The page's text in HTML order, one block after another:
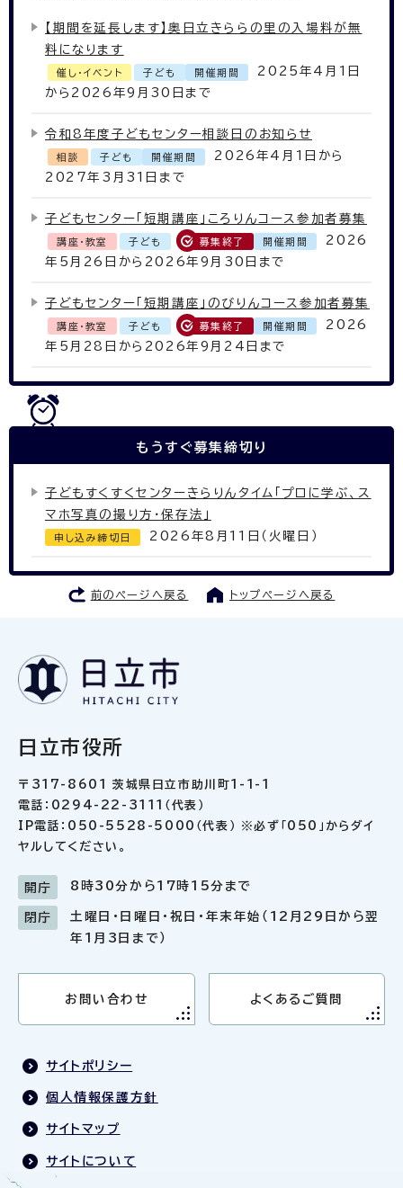
【期間を延長します】奥日立きららの里の入場料が無
料になります
催し・イベント 子ども 開催期間
2025年4月1日
から2026年9月30日まで
令和8年度子どもセンター相談日のお知らせ
相談 子ども 開催期間
2026年4月1日から
2027年3月31日まで
子どもセンター「短期講座」ころりんコース参加者募集
講座・教室 子ども 募集終了 開催期間
2026
年5月26日から2026年9月30日まで
子どもセンター「短期講座」のびりんコース参加者募集
講座・教室 子ども 募集終了 開催期間
2026
年5月28日から2026年9月24日まで
もうすぐ募集締切り
子どもすくすくセンターきらりんタイム「プロに学ぶ、ス
マホ写真の撮り方・保存法」
申し込み締切日 2026年8月11日（火曜日）
前のページへ戻る トップページへ戻る
日立市役所
〒317-8601 茨城県日立市助川町1-1-1
電話：0294-22-3111（代表）
IP電話：050-5528-5000（代表） ※必ず「050」からダイ
ヤルしてください。
開庁 8時30分から17時15分まで
閉庁
土曜日・日曜日・祝日・年末年始（12月29日から翌
年1月3日まで）
お問い合わせ よくあるご質問
サイトポリシー
個人情報保護方針
サイトマップ
サイトについて